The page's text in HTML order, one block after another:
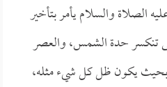
الصلاة والسلام يأمر بتأخير
تنكسر حدة الشمس، والعصر
بحيث يكون ظل كل شيء مثله،